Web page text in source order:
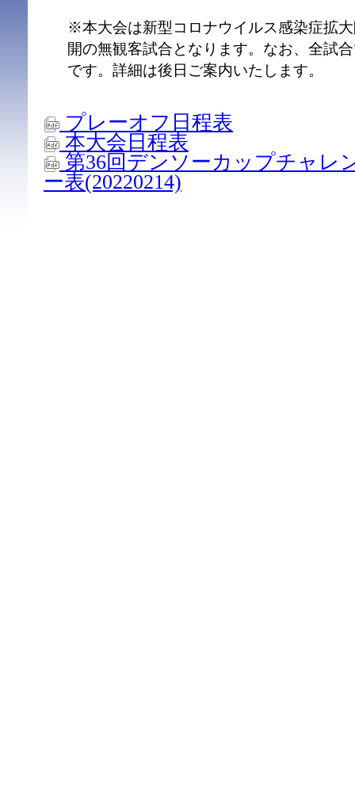
※本大会は新型コロナウイルス感染症拡
開の無観客試合となります。なお、全試
です。詳細は後日ご案内いたします。
プレーオフ日程表
本大会日程表
第36回デンソーカップチャレ
ー表(20220214)